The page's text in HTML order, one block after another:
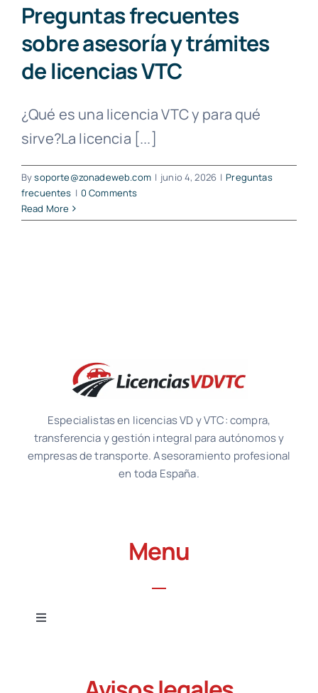
Preguntas frecuentes
sobre asesoría y trámites
de licencias VTC
¿Qué es una licencia VTC y para qué
sirve?La licencia [...]
Bysoporte@zonadeweb.com | junio 4, 2026 | Preguntas
frecuentes | 0 Comments
Read More
Especialistas en licencias VD y VTC: compra,
transferencia y gestión integral para autónomos y
empresas de transporte. Asesoramiento profesional
en toda España.
Menu
Toggle